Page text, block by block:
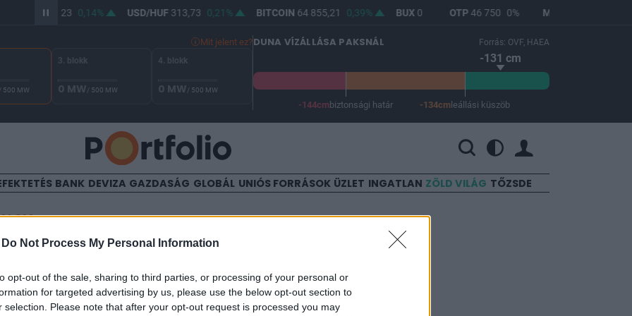
Do Not Process My Personal Information
opt-out of the sale, sharing to third parties, or processing of your personal or
for targeted advertising by us, please use the below opt-out section to
selection. Please note that after your opt-out request is processed you may
362,23 0,14% USD/HUF313,73 0,21% BITCOIN64 855,21 0,39% BUX0 OTP46 750 0% MOL
Mit jelent ez?
/ 500 MW
3. blokk
0 MW/ 500 MW
4. blokk
0 MW/ 500 MW
DUNA VÍZÁLLÁSA PAKSNÁL Forrás: OVF, HAEA
-131 cm
-144cmbiztonsági határ -134cmleállási küszöb
BANK DEVIZA GAZDASÁG GLOBÁL UNIÓS FORRÁSOK ÜZLET INGATLAN ZÖLD VILÁG TŐZSDE
három helyettese lesz